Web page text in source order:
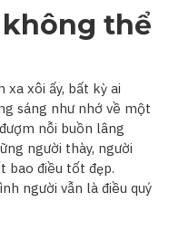
thể
xa xôi ấy, bất kỳ ai
sáng như nhớ về một
nỗi buồn lâng
người thày, người
bao điều tốt đẹp.
người vẫn là điều quý